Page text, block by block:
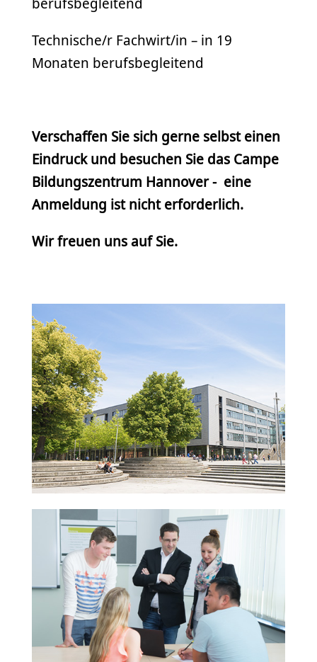
Technische/r Fachwirt/in – in 19
Monaten berufsbegleitend
Verschaffen Sie sich gerne selbst einen
Eindruck und besuchen Sie das Campe
Bildungszentrum Hannover - eine
Anmeldung ist nicht erforderlich.
Wir freuen uns auf Sie.